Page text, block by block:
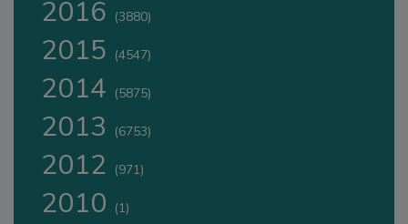
2016 (3880)
2015 (4547)
2014 (5875)
2013 (6753)
2012 (971)
2010 (1)